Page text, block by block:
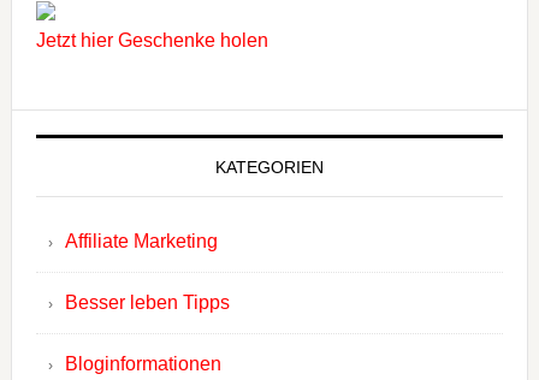
Jetzt hier Geschenke holen
KATEGORIEN
Affiliate Marketing
Besser leben Tipps
Bloginformationen